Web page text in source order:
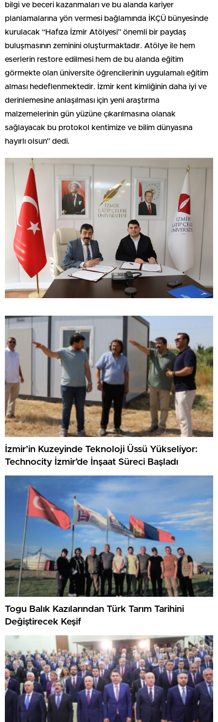
bilgi ve beceri kazanmaları ve bu alanda kariyer
planlamalarına yön vermesi bağlamında İKÇÜ bünyesinde
kurulacak “Hafıza İzmir Atölyesi” önemli bir paydaş
buluşmasının zeminini oluşturmaktadır. Atölye ile hem
eserlerin restore edilmesi hem de bu alanda eğitim
görmekte olan üniversite öğrencilerinin uygulamalı eğitim
alması hedeflenmektedir. İzmir kent kimliğinin daha iyi ve
derinlemesine anlaşılması için yeni araştırma
malzemelerinin gün yüzüne çıkarılmasına olanak
sağlayacak bu protokol kentimize ve bilim dünyasına
hayırlı olsun” dedi.
İzmir’in Kuzeyinde Teknoloji Üssü Yükseliyor:
Technocity İzmir’de İnşaat Süreci Başladı
Togu Balık Kazılarından Türk Tarım Tarihini
Değiştirecek Keşif